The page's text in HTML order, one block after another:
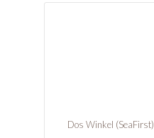
Dos Winkel